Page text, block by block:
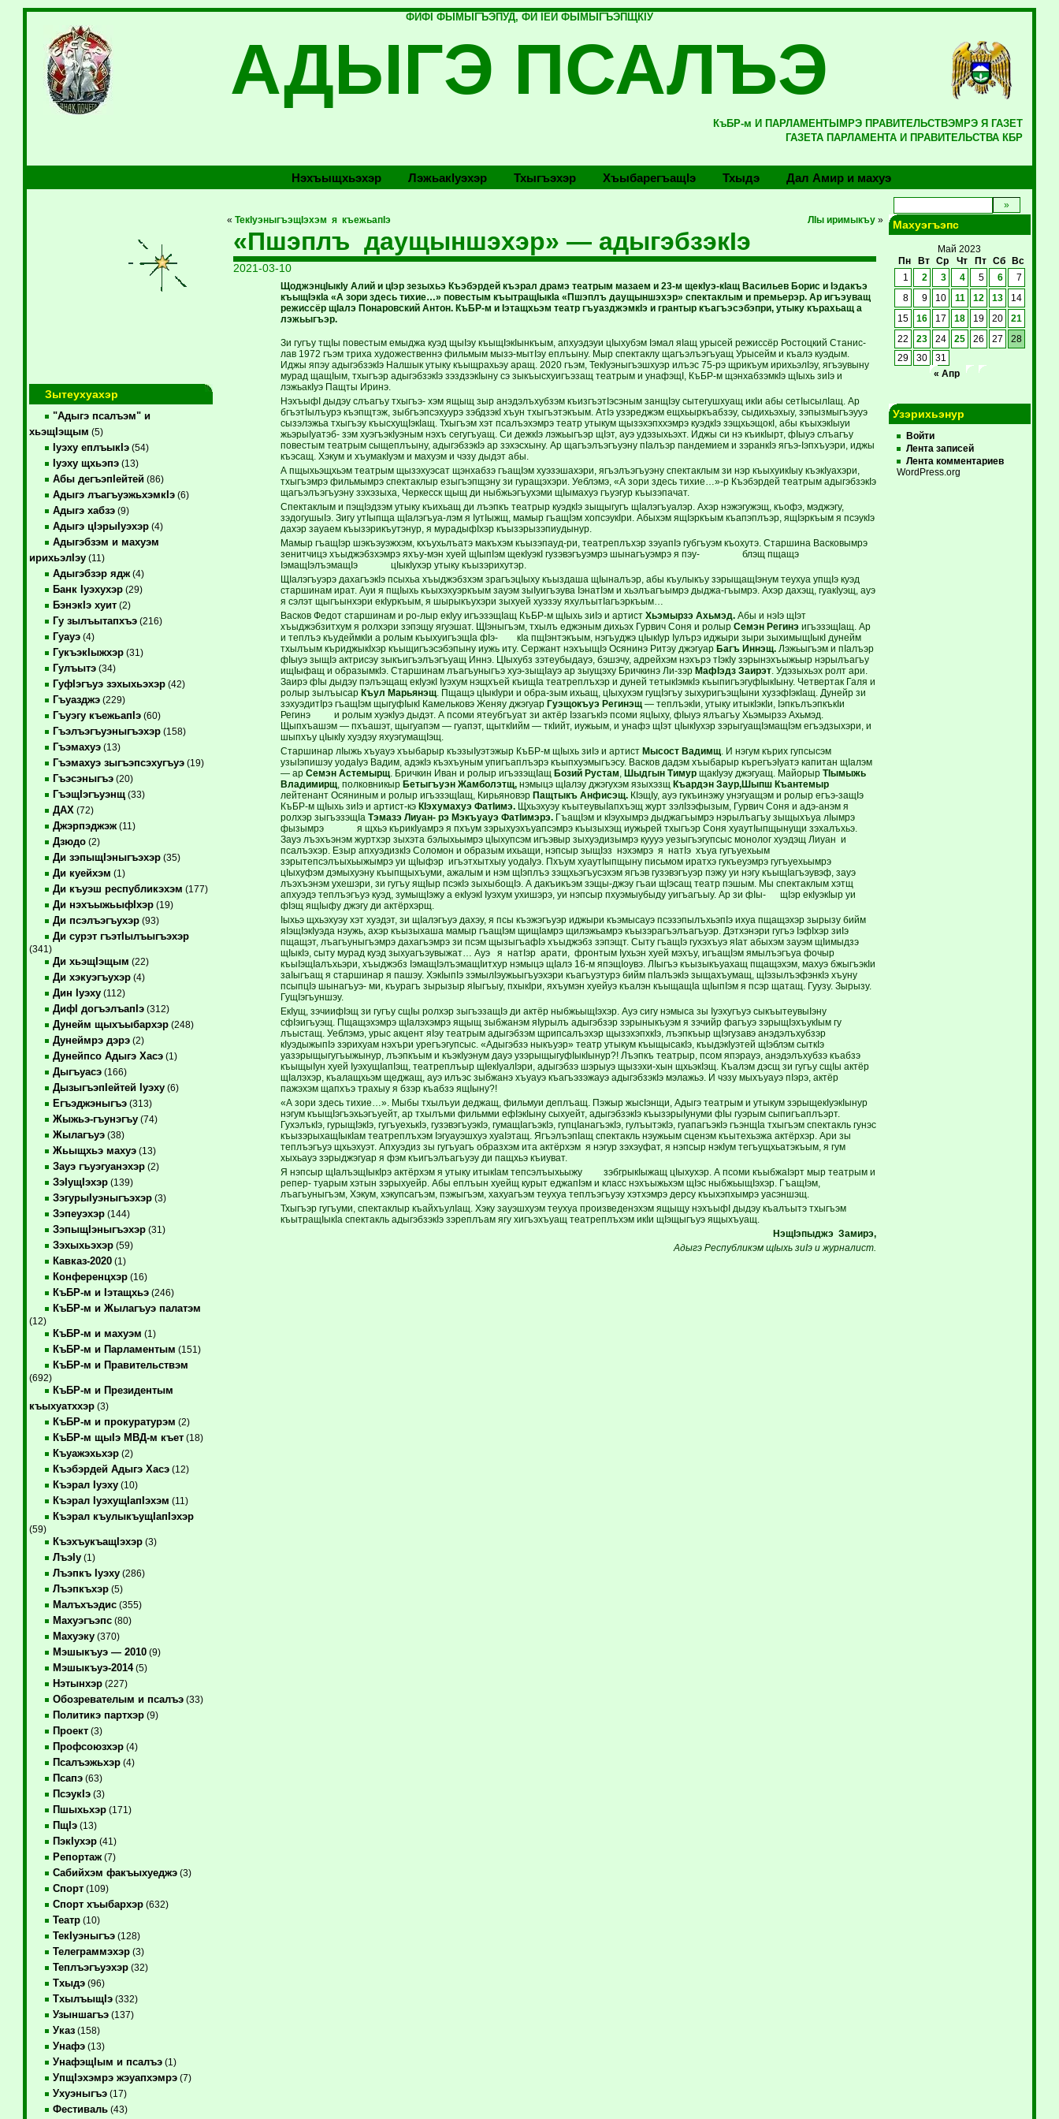
ФИФI ФЫМЫГЪЭПУД, ФИ IЕЙ ФЫМЫГЪЭПЩКIУ
АДЫГЭ ПСАЛЪЭ
КъБР-м И ПАРЛАМЕНТЫМРЭ ПРАВИТЕЛЬСТВЭМРЭ Я ГАЗЕТ
ГАЗЕТА ПАРЛАМЕНТА И ПРАВИТЕЛЬСТВА КБР
Нэхъыщхьэхэр Лэжьакlуэхэр Тхыгъэхэр Хъыбарегъащlэ Тхыдэ Дал Амир и махуэ
Зытеухуахэр
"Адыгэ псалъэм" и
хьэщIэщым (5)
Iуэху еплъыкIэ(54)
Iуэху щхьэпэ(13)
Абы дегъэпIейтей(86)
Адыгэ лъагъуэжьхэмкIэ(6)
Адыгэ хабзэ(9)
Адыгэ цIэрыIуэхэр(4)
Адыгэбзэм и махуэм
ирихьэлIэу(11)
Адыгэбзэр ядж(4)
Банк Iуэхухэр(29)
БэнэкIэ хуит(2)
Гу зылъытапхъэ(216)
Гуауэ(4)
ГукъэкIыжхэр(31)
Гулъытэ(34)
ГуфIэгъуэ зэхыхьэхэр(42)
Гъуазджэ(229)
Гъуэгу къежьапIэ(60)
Гъэлъэгъуэныгъэхэр(158)
Гъэмахуэ(13)
Гъэмахуэ зыгъэпсэхугъуэ(19)
Гъэсэныгъэ(20)
ГъэщIэгъуэнщ(33)
ДАХ (72)
Джэрпэджэж(11)
Дзюдо(2)
Ди зэпыщIэныгъэхэр(35)
Ди куейхэм (1)
Ди къуэш республикэхэм (177)
Ди нэхъыжьыфIхэр(19)
Ди псэлъэгъухэр(93)
Ди сурэт гъэтIылъыгъэхэр
(341)
Ди хьэщIэщым (22)
Ди хэкуэгъухэр(4)
Дин Iуэху(112)
ДифI догъэлъапIэ(312)
Дунейм щыхъыбархэр(248)
Дунеймрэ дэрэ(2)
Дунейпсо Адыгэ Хасэ(1)
Дыгъуасэ(166)
ДызыгъэпIейтей Iуэху(6)
Егъэджэныгъэ(313)
Жыжьэ-гъунэгъу(74)
Жылагъуэ(38)
Жьыщхьэ махуэ(13)
Зауэ гъуэгуанэхэр(2)
ЗэIущIэхэр(139)
ЗэгурыIуэныгъэхэр(3)
Зэпеуэхэр(144)
ЗэпыщIэныгъэхэр(31)
Зэхыхьэхэр(59)
Кавказ-2020(1)
Конференцхэр(16)
КъБР-м и Iэтащхьэ(246)
КъБР-м и Жылагъуэ палатэм
(12)
КъБР-м и махуэм (1)
КъБР-м и Парламентым (151)
КъБР-м и Правительствэм
(692)
КъБР-м и Президентым
къыхуатххэр(3)
КъБР-м и прокуратурэм (2)
КъБР-м щыIэ МВД-м къет(18)
Къуажэхьхэр(2)
Къэбэрдей Адыгэ Хасэ(12)
Къэрал Iуэху(10)
Къэрал IуэхущIапIэхэм (11)
Къэрал къулыкъущIапIэхэр
(59)
КъэхъукъащIэхэр(3)
ЛъэIу(1)
Лъэпкъ Iуэху(286)
Лъэпкъхэр(5)
Малъхъэдис(355)
Махуэгъэпс(80)
Махуэку(370)
Мэшыкъуэ — 2010(9)
Мэшыкъуэ-2014(5)
Нэтынхэр(227)
Обозревателым и псалъэ(33)
Политикэ партхэр(9)
Проект(3)
Профсоюзхэр(4)
Псалъэжьхэр(4)
Псапэ(63)
ПсэукIэ(3)
Пшыхьхэр(171)
ПщIэ(13)
ПэкIухэр(41)
Репортаж(7)
Сабийхэм факъыхуеджэ(3)
Спорт(109)
Спорт хъыбархэр(632)
Театр(10)
ТекIуэныгъэ(128)
Телеграммэхэр(3)
Теплъэгъуэхэр(32)
Тхыдэ(96)
ТхылъыщIэ(332)
Узыншагъэ(137)
Указ(158)
Унафэ(13)
УнафэщIым и псалъэ(1)
УпщIэхэмрэ жэуапхэмрэ(7)
Ухуэныгъэ(17)
Фестиваль(43)
« ТекIуэныгъэщIэхэм я къежьапIэ ЛIы иримыкъу»
«Пшэплъ даущыншэхэр» — адыгэбзэкIэ
2021-03-10
ЩоджэнцIыкIу Алий и цIэр зезыхьэ Къэбэрдей къэрал драмэ театрым мазаем и 23-м щекIуэ-кIащ Васильев Борис и Iэдакъэ
къыщIэкIа «А зори здесь тихие…» повестым къытращIыкIа «Пшэплъ даущыншэхэр» спектаклым и премьерэр. Ар игъэуващ
режиссёр щIалэ Понаровский Антон. КъБР-м и Iэтащхьэм театр гъуазджэмкIэ и грантыр къагъэсэбэпри, утыку кърахьащ а
лэжьыгъэр.
Зи гугъу тщIы повестым емыджа куэд щыIэу къыщIэкIынкъым, апхуэдэуи цIыхубэм Iэмал яIащ урысей режиссёр Ростоцкий Станис-
лав 1972 гъэм триха художественнэ фильмым мызэ-мытIэу еплъыну. Мыр спектаклу щагъэлъэгъуащ Урысейм и къалэ куэдым.
Иджы япэу адыгэбзэкIэ Налшык утыку къыщрахьэу аращ. 2020 гъэм, ТекIуэныгъэшхуэр илъэс 75-рэ щрикъум ирихьэлIэу, ягъэувыну
мурад щащIым, тхыгъэр адыгэбзэкIэ зэздзэкIыну сэ зыкъысхуигъэзащ театрым и унафэщI, КъБР-м щэнхабзэмкIэ щIыхь зиIэ и
лэжьакIуэ Пащты Иринэ.
НэхъыфI дыдэу слъагъу тхыгъэ- хэм ящыщ зыр анэдэлъхубзэм къизгъэтIэсэным занщIэу сытегушхуащ икIи абы сетIысылIащ. Ар
бгъэтIылъурэ къэпщтэж, зыбгъэпсэхуурэ зэбдзэкI хъун тхыгъэтэкъым. АтIэ узэреджэм ещхьыркъабзэу, сыдихьэхыу, зэпызмыгъэууэ
сызэлэжьа тхыгъэу къысхущIэкIащ. Тхыгъэм хэт псалъэхэмрэ театр утыкум щызэхэпххэмрэ куэдкIэ зэщхьэщокI, абы къыхэкIыуи
жьэрыIуатэб- зэм хуэгъэкIуэным нэхъ сегугъуащ. Си дежкIэ лэжьыгъэр щIэт, ауэ удэзыхьэхт. Иджы си нэ къикIырт, фIыуэ слъагъу
повестым театрым сыщеплъыну, адыгэбзэкIэ ар зэхэсхыну. Ар щагъэлъэгъуэну пIалъэр пандемием и зэранкIэ ягъэ-Iэпхъуэри, иджы
къэсащ. Хэкум и хъумакIуэм и махуэм и чэзу дыдэт абы.
А пщыхьэщхьэм театрым щызэхуэсат щэнхабзэ гъащIэм хуэзэшахэри, ягъэлъэгъуэну спектаклым зи нэр къыхуикIыу къэкIуахэри,
тхыгъэмрэ фильмымрэ спектаклыр езыгъэпщэну зи гуращэхэри. Уеблэмэ, «А зори здесь тихие…»-р Къэбэрдей театрым адыгэбзэкIэ
щагъэлъэгъуэну зэхэзыха, Черкесск щыщ ди ныбжьэгъухэми щIымахуэ гъуэгур къызэпачат.
Спектаклым и пэщIэдзэм утыку къихьащ ди лъэпкъ театрыр куэдкIэ зыщыгугъ щIалэгъуалэр. Ахэр нэжэгужэщ, къофэ, мэджэгу,
зэдогушыIэ. Зигу утIыпща щIалэгъуа-лэм я IутIыжщ, мамыр гъащIэм хопсэукIри. Абыхэм ящIэркъым къапэплъэр, ящIэркъым я псэукIэ
дахэр зауаем къызэрикъутэнур, я мурадыфIхэр къызэрызэпиудынур.
Мамыр гъащIэр шэкъэуэжхэм, кхъухьлъатэ макъхэм къызэпауд-ри, театреплъхэр зэуапIэ губгъуэм къохутэ. Старшина Васковымрэ
зенитчицэ хъыджэбзхэмрэ яхъу-мэн хуей щIыпIэм щекIуэкI гузэвэгъуэмрэ шынагъуэмрэ я пэу- блэщ пщащэ
IэмащIэлъэмащIэ цIыкIухэр утыку къызэрихутэр.
ЩIалэгъуэрэ дахагъэкIэ псыхьа хъыджэбзхэм зрагъэцIыху къыздаша щIыналъэр, абы къулыкъу зэрыщащIэнум теухуа упщIэ куэд
старшинам ират. Ауи я пщIыхь къыхэхуэркъым зауэм зыIуигъэува IэнатIэм и хьэлъагъымрэ дыджа-гъымрэ. Ахэр дахэщ, гуакIуэщ, ауэ
я сэлэт щыгъынхэри екIуркъым, я шырыкъухэри зыхуей хуэзэу яхулъытIагъэркъым…
Васков Федот старшинам и ро-лыр екIуу игъэзэщIащ КъБР-м щIыхь зиIэ и артист Хьэмырзэ Ахьмэд.Абы и нэIэ щIэт
хъыджэбзитхум я ролхэри зэпэщу ягуэшат. ЩIэныгъэм, тхылъ еджэным дихьэх Гурвич Соня и ролыр Семэн РегинэигъэзэщIащ. Ар
и теплъэ къудеймкIи а ролым къыхуигъэщIа фIэ- кIа пщIэнтэкъым, нэгъуджэ цIыкIур Iулърэ иджыри зыри зыхимыщIыкI дунейм
тхылъым къриджыкIхэр къыщигъэсэбэпыну иужь иту. Сержант нэхъыщIэ Осянинэ Ритэу джэгуар Багъ Иннэщ.Лэжьыгъэм и пIалъэр
фIыуэ зыщIэ актрисэу зыкъигъэлъэгъуащ Иннэ. ЦIыхубз зэтеубыдауэ, бэшэчу, адрейхэм нэхърэ тIэкIу зэрынэхъыжьыр нэрылъагъу
ищIыфащ и образымкIэ. Старшинам лъагъуныгъэ хуэ-зыщIауэ ар зыущэху Бричкинэ Ли-зэр МафIэдз Заирэт. Удэзыхьэх ролт ари.
Заирэ фIы дыдэу пэлъэщащ екIуэкI Iуэхум нэщхъей къищIа театреплъхэр и дуней тетыкIэмкIэ къыпигъэгуфIыкIыну. Четвертак Галя и
ролыр зылъысар Къул Марьянэщ. Пщащэ цIыкIури и обра-зым ихьащ, цIыхухэм гущIэгъу зыхуригъэщIыни хузэфIэкIащ. Дунейр зи
зэхуэдитIрэ гъащIэм щыгуфIыкI Камельковэ Женяу джэгуар Гуэщокъуэ Регинэщ— теплъэкIи, утыку итыкIэкIи, IэпкълъэпкъкIи
Регинэ и ролым хуэкIуэ дыдэт. А псоми ятеубгъуат зи актёр IэзагъкIэ псоми яцIыху, фIыуэ ялъагъу Хьэмырзэ Ахьмэд.
Щыпхъашэм — пхъашэт, щыгуапэм — гуапэт, щыткIийм — ткIийт, иужьым, и унафэ щIэт цIыкIухэр зэрыгуащIэмащIэм егъэдзыхэри, и
шыпхъу цIыкIу хуэдэу яхуэгумащIэщ.
Старшинар лIыжь хъуауэ хъыбарыр къэзыIуэтэжыр КъБР-м щIыхь зиIэ и артист Мысост Вадимщ. И нэгум кърих гупсысэм
узыIэпишэу уодаIуэ Вадим, адэкIэ къэхъуным упигъаплъэрэ къыпхуэмыгъэсу. Васков дадэм хъыбарыр кърегъэIуатэ капитан щIалэм
— ар Семэн Астемырщ. Бричкин Иван и ролыр игъэзэщIащ Бозий Рустам Шыдгын ТимурщакIуэу джэгуащ. Майорыр ТIымыжь
Владимирщ, полковникыр Бетыгъуэн Жамболэтщ,нэмыцэ щIалэу джэгухэм языхэзщ Къардэн Заур,Шыпш Къантемыр
лейтенант Осяниным и ролыр игъэзэщIащ, Кирьяновэр Пащтыкъ Анфисэщ.КIэщIу, ауэ гукъинэжу унэгуащэм и ролыр егъэ-защIэ
КъБР-м щIыхь зиIэ и артист-кэ КIэхумахуэ ФатIимэ.Щхьэхуэу къытеувыIапхъэщ журт зэлIзэфызым, Гурвич Соня и адэ-анэм я
ролхэр зыгъэзэщIа Тэмазэ Лиуан- рэ Мэкъуауэ ФатIимэрэ.ГъащIэм и кIэухымрэ дыджагъымрэ нэрылъагъу зыщыхъуа лIымрэ
фызымрэ я щхьэ кърикIуамрэ я пхъум зэрыхуэхъуапсэмрэ къызыхэщ иужьрей тхыгъэр Соня хуаутIыпщынущи зэхалъхьэ.
Зауэ лъэхъэнэм журтхэр зыхэта бэлыхьымрэ цIыхупсэм игъэвыр зыхуэдизымрэ куууэ уезыгъэгупсыс монолог хуэдэщ Лиуан и
псалъэхэр. Езыр апхуэдизкIэ Соломон и образым ихьащи, нэпсыр зыщIэз нэхэмрэ я натIэ хъуа гугъуехьым
зэрытепсэлъыхьыжымрэ уи щIыфэр игъэтхытхыу уодаIуэ. Пхъум хуаутIыпщыну письмом иратхэ гукъеуэмрэ гугъуехьымрэ
цIыхуфэм дэмыхуэну къыпщыхъуми, ажалым и нэм щIэплъэ зэщхьэгъусэхэм ягъэв гузэвэгъуэр пэжу уи нэгу къыщIагъэувэф, зауэ
лъэхъэнэм ухешэри, зи гугъу ящIыр псэкIэ зыхыбощIэ. А дакъикъэм зэщы-джэу гъаи щIэсащ театр пэшым. Мы спектаклым хэтщ
апхуэдэ теплъэгъуэ куэд, зумыщIэжу а екIуэкI Iуэхум ухишэрэ, уи нэпсыр пхуэмыубыду уигъагъыу. Ар зи фIы- щIэр екIуэкIыр уи
фIэщ ящIыфу джэгу ди актёрхэрщ.
Iыхьэ щхьэхуэу хэт хуэдэт, зи щIалэгъуэ дахэу, я псы къэжэгъуэр иджыри къэмысауэ псэзэпылъхьэпIэ ихуа пщащэхэр зырызу бийм
яIэщIэкIуэда нэужь, ахэр къызыхаша мамыр гъащIэм щищIамрэ щилэжьамрэ къызэрагъэлъагъуэр. Дэтхэнэри гугъэ IэфIхэр зиIэ
пщащэт, лъагъуныгъэмрэ дахагъэмрэ зи псэм щызыгъафIэ хъыджэбз зэпэщт. Сыту гъащIэ гухэхъуэ яIат абыхэм зауэм щIимыдзэ
щIыкIэ, сыту мурад куэд зыхуагъэувыжат… Ауэ я натIэр арати, фронтым Iухьэн хуей мэхъу, игъащIэм ямылъэгъуа фочыр
къыIэщIалъхьэри, хъыджэбз IэмащIэлъэмащIитхур нэмыцэ щIалэ 16-м япэщIоувэ. ЛIыгъэ къызыкъуахащ пщащэхэм, махуэ бжыгъэкIи
заIыгъащ я старшинар я пашэу. ХэкIыпIэ зэмылIэужьыгъуэхэри къагъуэтурэ бийм пIалъэкIэ зыщахъумащ, щIэзылъэфэнкIэ хъуну
псыпцIэ шынагъуэ- ми, къурагъ зырызыр яIыгъыу, пхыкIри, яхъумэн хуейуэ къалэн къыщащIа щIыпIэм я псэр щатащ. Гуузу. Зырызу.
ГущIэгъуншэу.
ЕкIущ, зэчиифIэщ зи гугъу сщIы ролхэр зыгъэзащIэ ди актёр ныбжьыщIэхэр. Ауэ сигу нэмыса зы Iуэхугъуэ сыкъытеувыIэну
сфIэигъуэщ. Пщащэхэмрэ щIалэхэмрэ ящыщ зыбжанэм яIурылъ адыгэбзэр зэрыныкъуэм я зэчийр фагъуэ зэрыщIэхъукIым гу
лъыстащ. Уеблэмэ, урыс акцент яIэу театрым адыгэбзэм щрипсалъэхэр щызэхэпхкIэ, лъэпкъыр щIэгузавэ анэдэлъхубзэр
кIуэдыжыпIэ зэрихуам нэхъри урегъэгупсыс. «Адыгэбзэ ныкъуэр» театр утыкум къыщысакIэ, къыдэкIуэтей щIэблэм сыткIэ
уазэрыщыгугъыжынур, лъэпкъым и къэкIуэнум дауэ узэрыщыгуфIыкIынур?! Лъэпкъ театрыр, псом япэрауэ, анэдэлъхубзэ къабзэ
къыщыIун хуей IуэхущIапIэщ, театреплъыр щIекIуалIэри, адыгэбзэ шэрыуэ щызэхи-хын щхьэкIэщ. Къалэм дэсщ зи гугъу сщIы актёр
щIалэхэр, къалащхьэм щеджащ, ауэ илъэс зыбжанэ хъуауэ къагъэзэжауэ адыгэбзэкIэ мэлажьэ. И чэзу мыхъуауэ пIэрэ, актёр
пажэхэм щапхъэ трахыу я бзэр къабзэ ящIыну?!
«А зори здесь тихие…». Мыбы тхылъуи деджащ, фильмуи деплъащ. Пэжыр жысIэнщи, Адыгэ театрым и утыкум зэрыщекIуэкIынур
нэгум къыщIэгъэхьэгъуейт, ар тхылъми фильмми ефIэкIыну сыхуейт, адыгэбзэкIэ къызэрыIунуми фIы гуэрым сыпигъаплъэрт.
ГухэлъкIэ, гурыщIэкIэ, гугъуехькIэ, гузэвэгъуэкIэ, гумащIагъэкIэ, гупцIанагъэкIэ, гулъытэкIэ, гуапагъэкIэ гъэнщIа тхыгъэм спектакль гунэс
къызэрыхащIыкIам театреплъхэм Iэгуауэшхуэ хуаIэтащ. ЯгъэлъэпIащ спектакль нэужьым сценэм къытехьэжа актёрхэр. Ари зы
теплъэгъуэ щхьэхуэт. Апхуэдиз зы гугъуагъ образхэм ита актёрхэм я нэгур зэхэуфат, я нэпсыр нэкIум тегъущхьатэкъым, я гум
хыхьауэ зэрыджэгуар я фэм къигъэлъагъуэу ди пащхьэ къиуват.
Я нэпсыр щIалъэщIыкIрэ актёрхэм я утыку итыкIам тепсэлъыхьыжу зэбгрыкIыжащ цIыхухэр. А псоми къыбжаIэрт мыр театрым и
репер- туарым хэтын зэрыхуейр. Абы еплъын хуейщ курыт еджапIэм и класс нэхъыжьхэм щIэс ныбжьыщIэхэр. ГъащIэм,
лъагъуныгъэм, Хэкум, хэкупсагъэм, пэжыгъэм, хахуагъэм теухуа теплъэгъуэу хэтхэмрэ дерсу къыхэпхымрэ уасэншэщ.
Тхыгъэр гугъуми, спектаклыр къайхъулIащ. Хэку зауэшхуэм теухуа произведенэхэм ящыщу нэхъыфI дыдэу къалъытэ тхыгъэм
къытращIыкIа спектакль адыгэбзэкIэ зэреплъам ягу хигъэхъуащ театреплъхэм икIи щIэщыгъуэ ящыхъуащ.
НэщIэпыджэ Замирэ,
Адыгэ Республикэм щIыхь зиIэ и журналист.
Махуэгъэпс
Май 2023
Пн
Вт Ср Чт Пт Сб
Вс
1
2 3 4 5 6 7
8 9 10 11 12 13 14
15 16 17 18 19 20 21
22 23 24 25 26 27
28
29
30
31
« Апр
Узэрихьэнур
Войти
Лента записей
Лента комментариев
WordPress.org